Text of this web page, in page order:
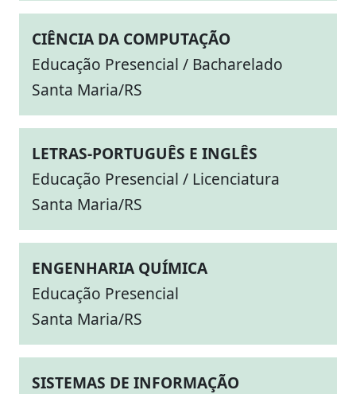
CIÊNCIA DA COMPUTAÇÃO
Educação Presencial / Bacharelado
Santa Maria/RS
LETRAS-PORTUGUÊS E INGLÊS
Educação Presencial / Licenciatura
Santa Maria/RS
ENGENHARIA QUÍMICA
Educação Presencial
Santa Maria/RS
SISTEMAS DE INFORMAÇÃO